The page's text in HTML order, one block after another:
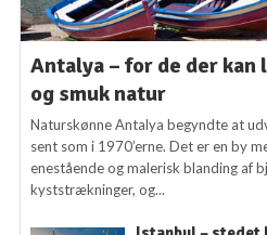
Antalya – for de der kan
og smuk natur
Naturskønne Antalya begyndte at
sent som i 1970’erne. Det er en by
enestående og malerisk blanding af
kyststrækninger, og...